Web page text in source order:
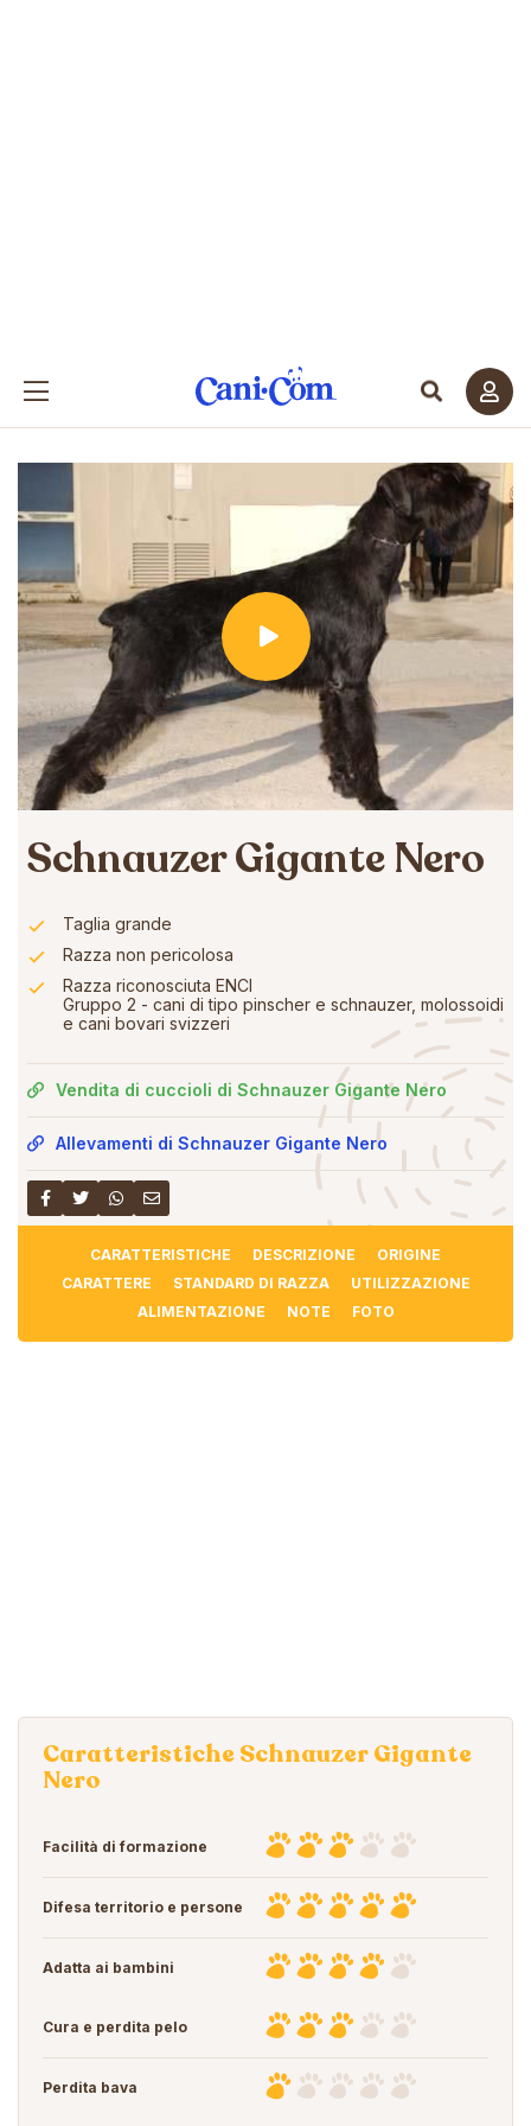
Schnauzer Gigante Nero
Taglia grande
Razza non pericolosa
Razza riconosciuta ENCI
Gruppo 2 - cani di tipo pinscher e schnauzer, molossoidi
e cani bovari svizzeri
Vendita di cuccioli di Schnauzer Gigante Nero
Allevamenti di Schnauzer Gigante Nero
CARATTERISTICHE DESCRIZIONE
ORIGINE
CARATTERE
STANDARD DI RAZZA
UTILIZZAZIONE
ALIMENTAZIONE
NOTE FOTO
Caratteristiche Schnauzer Gigante
Nero
Facilità di formazione
Difesa territorio e persone
Adatta ai bambini
Cura e perdita pelo
Perdita bava